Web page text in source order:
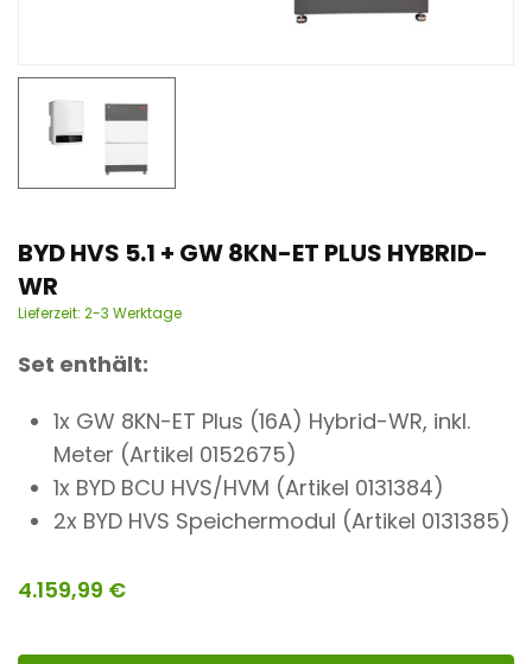
BYD HVS 5.1 + GW 8KN-ET PLUS HYBRID-
WR
Lieferzeit: 2-3 Werktage
Set enthält:
1x GW 8KN-ET Plus (16A) Hybrid-WR, inkl.
Meter (Artikel 0152675)
1x BYD BCU HVS/HVM (Artikel 0131384)
2x BYD HVS Speichermodul (Artikel 0131385)
4.159,99 €